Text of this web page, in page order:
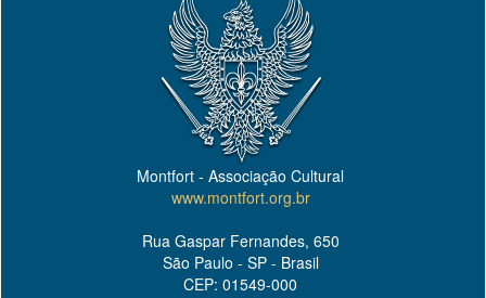
Montfort - Associação Cultural
www.montfort.org.br
Rua Gaspar Fernandes, 650
São Paulo - SP - Brasil
CEP: 01549-000